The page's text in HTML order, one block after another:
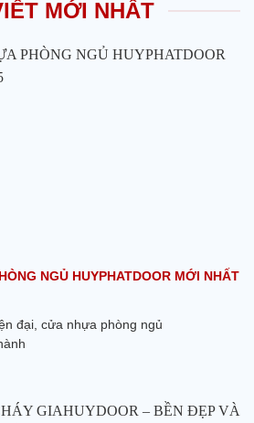
MỚI NHẤT
NGỦ HUYPHATDOOR MỚI NHẤT
đại, cửa nhựa phòng ngủ